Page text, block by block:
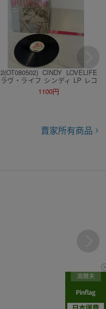
2(OT080502) CINDY LOVELIFE
ラヴ・ライフ シンディ LP レコ
ード スティービー・ワンダー シ
ティポップ CITYPOP 帯付 美品
1100円
賣家所有商品